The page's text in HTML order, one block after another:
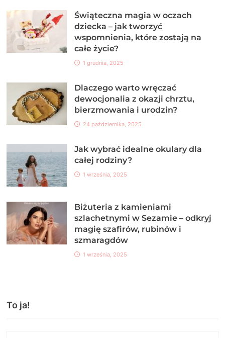
Świąteczna magia w oczach
dziecka – jak tworzyć
wspomnienia, które zostają na
całe życie?
1 grudnia, 2025
Dlaczego warto wręczać
dewocjonalia z okazji chrztu,
bierzmowania i urodzin?
24 października, 2025
Jak wybrać idealne okulary dla
całej rodziny?
1 września, 2025
Biżuteria z kamieniami
szlachetnymi w Sezamie – odkryj
magię szafirów, rubinów i
szmaragdów
1 września, 2025
To ja!